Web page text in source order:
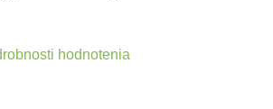
produktu je 0,0 z 5 hviezdičiek.
hodnotenia